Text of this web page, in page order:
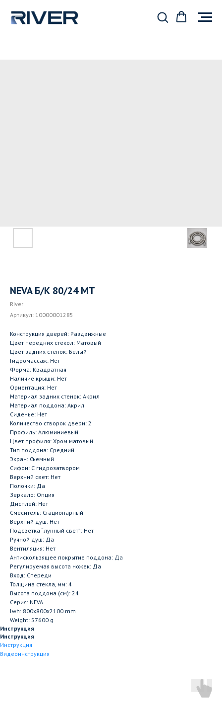
NEVA Б/К 80/24 MT
River
Артикул: 10000001285
Конструкция дверей: Раздвижные
Цвет передних стекол: Матовый
Цвет задних стенок: Белый
Гидромассаж: Нет
Форма: Квадратная
Наличие крыши: Нет
Ориентация: Нет
Материал задних стенок: Акрил
Материал поддона: Акрил
Сиденье: Нет
Количество створок двери: 2
Профиль: Алюминиевый
Цвет профиля: Хром матовый
Тип поддона: Средний
Экран: Съемный
Сифон: С гидрозатвором
Верхний свет: Нет
Полочки: Да
Зеркало: Опция
Дисплей: Нет
Смеситель: Стационарный
Верхний душ: Нет
Подсветка “лунный свет”: Нет
Ручной душ: Да
Вентиляция: Нет
Антискользящее покрытие поддона: Да
Регулируемая высота ножек: Да
Вход: Спереди
Толщина стекла, мм: 4
Высота поддона (см): 24
Серия: NEVA
lwh: 800x800x2100 mm
Weight: 57600 g
Инструкция
Инструкция
Инструкция
Видеоинструкция